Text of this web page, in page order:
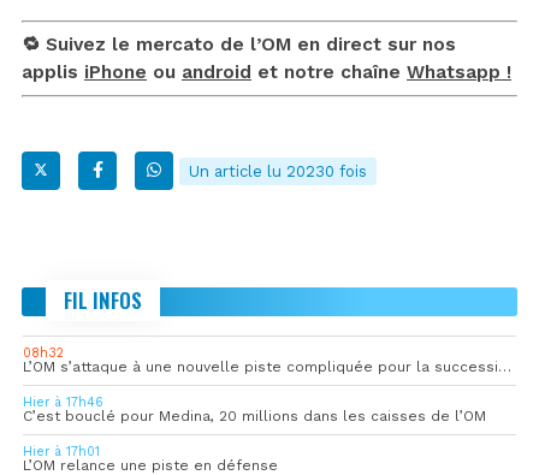
🔁 Suivez le mercato de l’OM en direct sur nos
applis iPhone ou android et notre chaîne Whatsapp !
Un article lu 20230 fois
FIL INFOS
08h32
L’OM s’attaque à une nouvelle piste compliquée pour la succession de Rulli
Hier à 17h46
C’est bouclé pour Medina, 20 millions dans les caisses de l’OM
Hier à 17h01
L’OM relance une piste en défense